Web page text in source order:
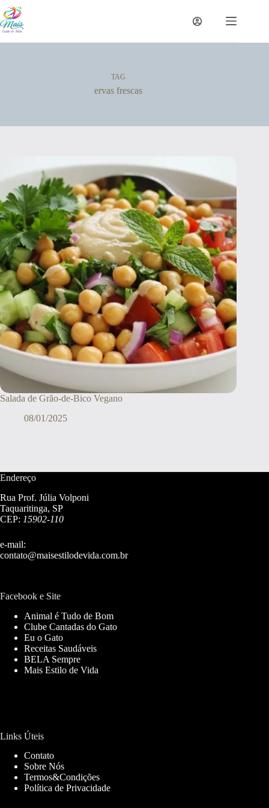
TAG
ervas frescas
Salada de Grão-de-Bico Vegano
08/01/2025
Endereço
Rua Prof. Júlia Volponi
Taquaritinga, SP
CEP: 15902-110
e-mail:
contato@maisestilodevida.com.br
Facebook e Site
Animal é Tudo de Bom
Clube Cantadas do Gato
Eu o Gato
Receitas Saudáveis
BELA Sempre
Mais Estilo de Vida
Links Úteis
Contato
Sobre Nós
Termos&Condições
Política de Privacidade